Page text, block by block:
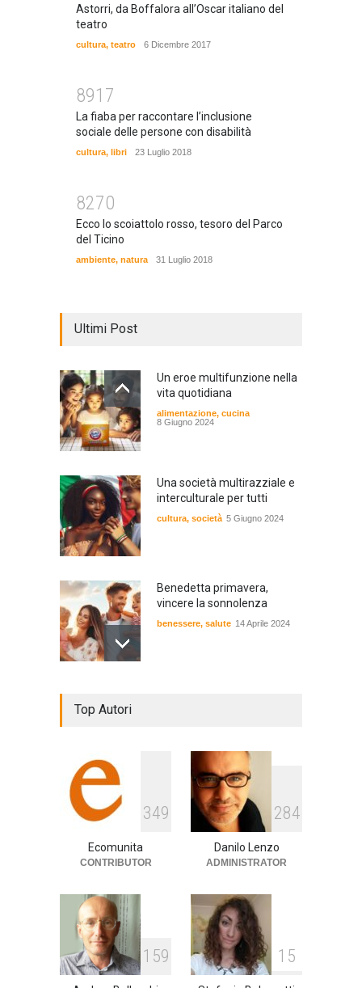
Astorri, da Boffalora all’Oscar italiano del
teatro
cultura, teatro 6 Dicembre 2017
8917
La fiaba per raccontare l’inclusione
sociale delle persone con disabilità
cultura, libri 23 Luglio 2018
8270
Ecco lo scoiattolo rosso, tesoro del Parco
del Ticino
ambiente, natura 31 Luglio 2018
Ultimi Post
Un eroe multifunzione nella
vita quotidiana
alimentazione, cucina
8 Giugno 2024
Una società multirazziale e
interculturale per tutti
cultura, società 5 Giugno 2024
Benedetta primavera,
vincere la sonnolenza
benessere, salute 14 Aprile 2024
E tu hai paura del buio?
cultura società 1 Aprile 2024
Top Autori
349
Ecomunita
CONTRIBUTOR
284
Danilo Lenzo
ADMINISTRATOR
159 15